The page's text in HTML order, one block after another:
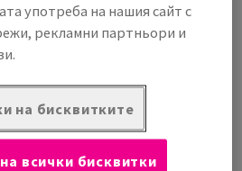
COSTS?
DO IF I DON'T THINK I
WINDOW?
DELIVERY. WHAT
употреба на нашия сайт с
рекламни партньори и
на бисквитките
всички бисквитки